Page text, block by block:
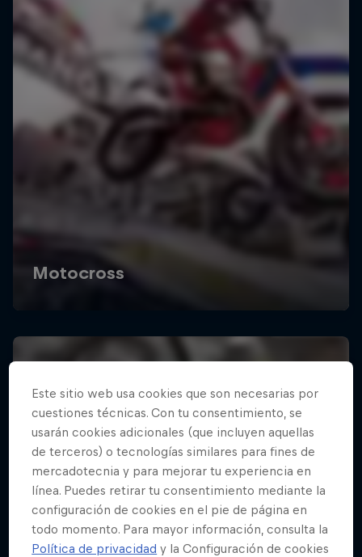
Este sitio web usa cookies que son necesarias por
cuestiones técnicas. Con tu consentimiento, se
usarán cookies adicionales (que incluyen aquellas
de terceros) o tecnologías similares para fines de
mercadotecnia y para mejorar tu experiencia en
línea. Puedes retirar tu consentimiento mediante la
configuración de cookies en el pie de página en
todo momento. Para mayor información, consulta la
Política de privacidad y la Configuración de cookies